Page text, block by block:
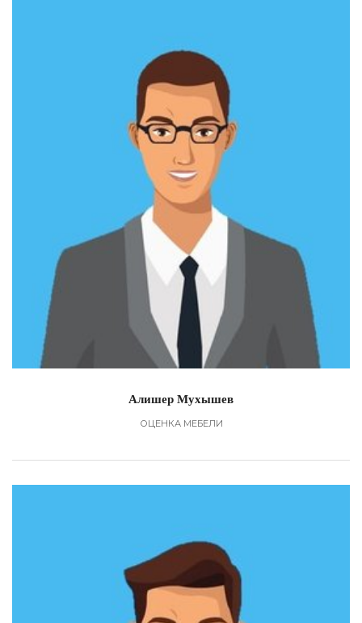
Алишер Мухышев
ОЦЕНКА МЕБЕЛИ